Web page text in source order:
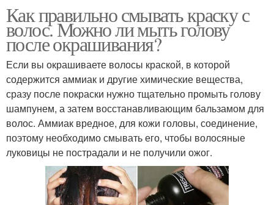
Как правильно смывать краску с
волос. Можно ли мыть голову
после окрашивания?
Если вы окрашиваете волосы краской, в которой
содержится аммиак и другие химические вещества,
сразу после покраски нужно тщательно промыть голову
шампунем, а затем восстанавливающим бальзамом для
волос. Аммиак вредное, для кожи головы, соединение,
поэтому необходимо смывать его, чтобы волосяные
луковицы не пострадали и не получили ожог.